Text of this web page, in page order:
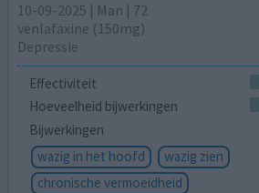
10-09-2025 | Man | 72
venlafaxine (150mg)
Depressie
Effectiviteit
Hoeveelheid bijwerkingen
Bijwerkingen
wazig in het hoofd
wazig zien
chronische vermoeidheid